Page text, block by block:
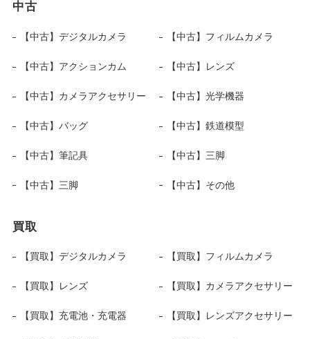
中古
【中古】デジタルカメラ 【中古】フィルムカメラ
【中古】アクションカム 【中古】レンズ
【中古】カメラアクセサリー 【中古】光学機器
【中古】バッグ 【中古】鉄道模型
【中古】筆記具 【中古】三脚
【中古】三脚 【中古】その他
買取
【買取】デジタルカメラ 【買取】フィルムカメラ
【買取】レンズ 【買取】カメラアクセサリー
【買取】充電池・充電器 【買取】レンズアクセサリー